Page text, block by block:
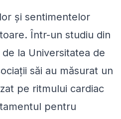
și sentimentelor
Într-un studiu din
la Universitatea de
săi au măsurat un
pe ritmului cardiac
pentru